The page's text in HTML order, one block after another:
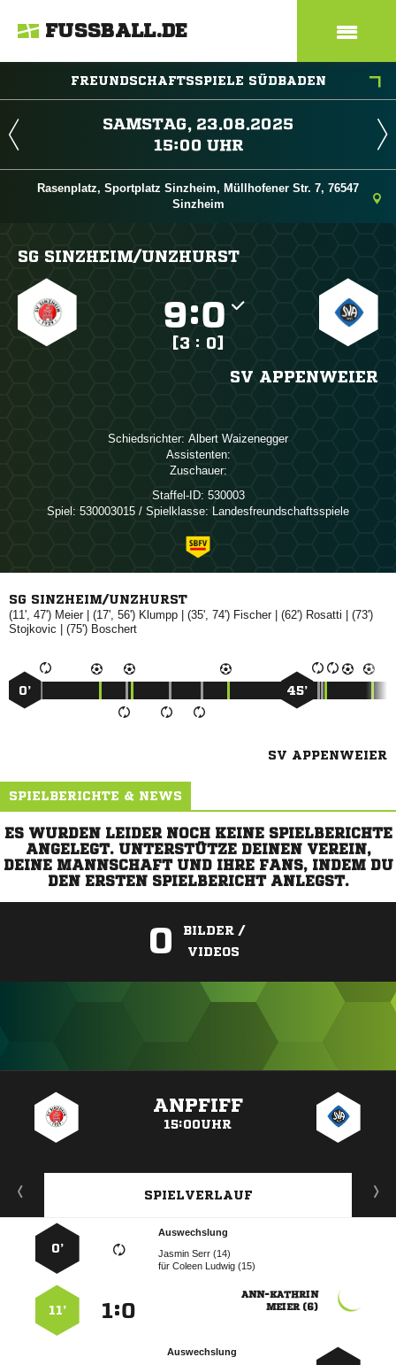
FUSSBALL.DE
FREUNDSCHAFTSSPIELE SÜDBADEN
 
 
Rasenplatz, Sportplatz Sinzheim, Müllhofener Str. 7, 76547
Sinzheim
SG SINZHEIM/​UNZHURST
:
[3 : 0]
SV APPENWEIER
Schiedsrichter:  
Assistenten:
Zuschauer:
Staffel-ID: 530003
Spiel: 530003015 / Spielklasse: Landesfreundschaftsspiele
SG SINZHEIM/UNZHURST
(11', 47') | (17', 56')  | (35', 74') | (62')  | (73')
 | (75') 
0’ 45’
SV APPENWEIER
SPIELBERICHTE & NEWS
ES WURDEN LEIDER NOCH KEINE SPIELBERICHTE
ANGELEGT. UNTERSTÜTZE DEINEN VEREIN,
DEINE MANNSCHAFT UND IHRE FANS, INDEM DU
DEN ERSTEN SPIELBERICHT ANLEGST.
0
BILDER /
VIDEOS
ANPFIFF
15:00UHR
SPIELVERLAUF
Auswechslung
  
für  
0’

 
:
11’
Auswechslung